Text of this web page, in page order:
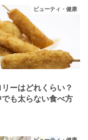
ビューティ・健康
ーはどれくらい？
も太らない食べ方